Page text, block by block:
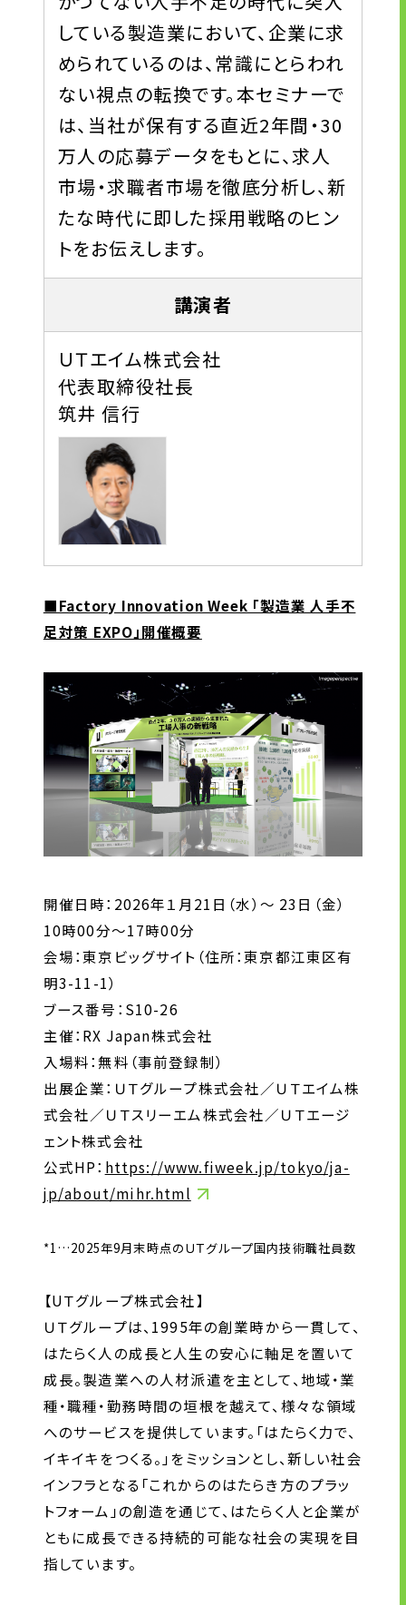
している製造業において、企業に求
められているのは、常識にとらわれ
ない視点の転換です。本セミナーで
は、当社が保有する直近2年間・30
万人の応募データをもとに、求人
市場・求職者市場を徹底分析し、新
たな時代に即した採用戦略のヒン
トをお伝えします。
講演者
ＵＴエイム株式会社
代表取締役社長
筑井 信行
■Factory Innovation Week 「製造業 人手不
足対策 EXPO」開催概要
開催日時：2026年１月21日（水）～ 23日（金）
10時00分～17時00分
会場：東京ビッグサイト（住所：東京都江東区有
明3-11-1）
ブース番号：S10-26
主催：RX Japan株式会社
入場料：無料（事前登録制）
出展企業：ＵＴグループ株式会社／ＵＴエイム株
式会社／ＵＴスリーエム株式会社／ＵＴエージ
ェント株式会社
公式HP： https://www.fiweek.jp/tokyo/ja-
jp/about/mihr.html
*1…2025年9月末時点のＵＴグループ国内技術職社員数
【UＴグループ株式会社】
ＵＴグループは、1995年の創業時から一貫して、
はたらく人の成長と人生の安心に軸足を置いて
成長。製造業への人材派遣を主として、地域・業
種・職種・勤務時間の垣根を越えて、様々な領域
へのサービスを提供しています。「はたらく力で、
イキイキをつくる。」をミッションとし、新しい社会
インフラとなる「これからのはたらき方のプラッ
トフォーム」の創造を通じて、はたらく人と企業が
ともに成長できる持続的可能な社会の実現を目
指しています。